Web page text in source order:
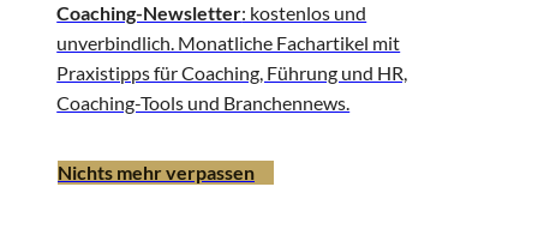
Coaching-Newsletter: kostenlos und
unverbindlich. Monatliche Fachartikel mit
Praxistipps für Coaching, Führung und HR,
Coaching-Tools und Branchennews.
Nichts mehr verpassen